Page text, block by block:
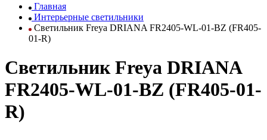
Главная
Интерьерные светильники
Светильник Freya DRIANA FR2405-WL-01-BZ (FR405-
01-R)
Светильник Freya DRIANA
FR2405-WL-01-BZ (FR405-01-
R)